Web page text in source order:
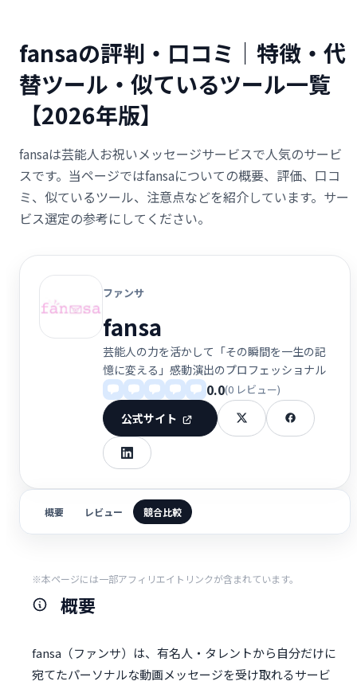
fansaの評判・口コミ｜特徴・代
替ツール・似ているツール一覧
【2026年版】
fansaは芸能人お祝いメッセージサービスで人気のサービ
スです。当ページではfansaについての概要、評価、口コ
ミ、似ているツール、注意点などを紹介しています。サー
ビス選定の参考にしてください。
ファンサ
fansa
芸能人の力を活かして「その瞬間を一生の記
憶に変える」感動演出のプロフェッショナル
0.0(0 レビュー)
公式サイト
概要 レビュー 競合比較
※本ページには一部アフィリエイトリンクが含まれています。
概要
fansa（ファンサ）は、有名人・タレントから自分だけに
宛てたパーソナルな動画メッセージを受け取れるサービ